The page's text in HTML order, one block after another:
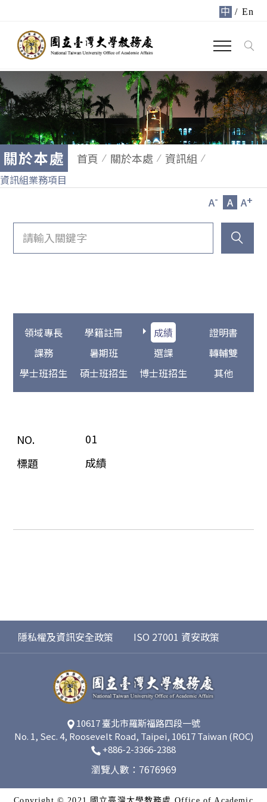
中 / En
關於本處 首頁 關於本處 資訊組
資訊組業務項目
A- A A+
領域專長 學籍註冊 成績
證明書
課務
暑期班 選課
轉輔雙
學士班招生
碩士班招生 博士班招生 其他
01
成績
隱私權及資訊安全政策 ISO 27001 資安政策
10617 臺北市羅斯福路四段一號
No. 1, Sec. 4, Roosevelt Road, Taipei, 10617 Taiwan (ROC)
+886-2-3366-2388
瀏覽人數：7676969